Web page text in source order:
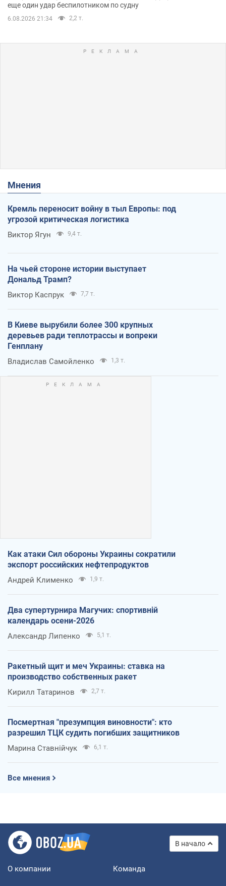
еще один удар беспилотником по судну
6.08.2026 21:34 2,2 т.
Мнения
Кремль переносит войну в тыл Европы: под
угрозой критическая логистика
Виктор Ягун 9,4 т.
На чьей стороне истории выступает
Дональд Трамп?
Виктор Каспрук 7,7 т.
В Киеве вырубили более 300 крупных
деревьев ради теплотрассы и вопреки
Генплану
Владислав Самойленко 1,3 т.
Как атаки Сил обороны Украины сократили
экспорт российских нефтепродуктов
Андрей Клименко 1,9 т.
Два супертурнира Магучих: спортивній
календарь осени-2026
Александр Липенко 5,1 т.
Ракетный щит и меч Украины: ставка на
производство собственных ракет
Кирилл Татаринов 2,7 т.
Посмертная "презумпция виновности": кто
разрешил ТЦК судить погибших защитников
Марина Ставнійчук 6,1 т.
Все мнения
В начало
О компании Команда